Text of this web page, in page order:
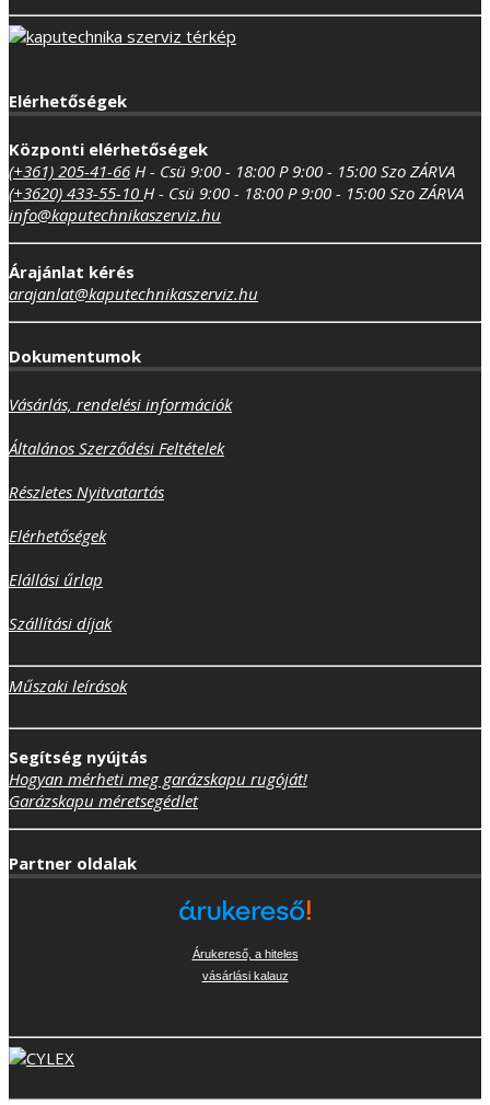
Elérhetőségek
Központi elérhetőségek
(+361) 205-41-66 H - Csü 9:00 - 18:00 P 9:00 - 15:00 Szo ZÁRVA
(+3620) 433-55-10 H - Csü 9:00 - 18:00 P 9:00 - 15:00 Szo ZÁRVA
info@kaputechnikaszerviz.hu
Árajánlat kérés
arajanlat@kaputechnikaszerviz.hu
Dokumentumok
Vásárlás, rendelési információk
Általános Szerződési Feltételek
Részletes Nyitvatartás
Elérhetőségek
Elállási űrlap
Szállítási díjak
Műszaki leírások
Segítség nyújtás
Hogyan mérheti meg garázskapu rugóját!
Garázskapu méretsegédlet
Partner oldalak
Árukereső, a hiteles
vásárlási kalauz